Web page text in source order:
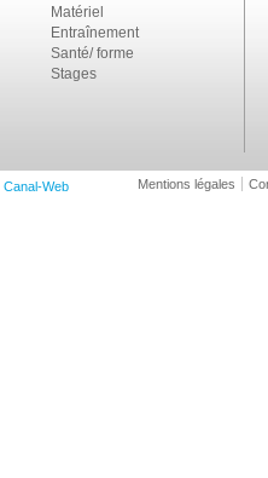
Matériel
Entraînement
Santé/ forme
Stages
Canal-Web Mentions légales